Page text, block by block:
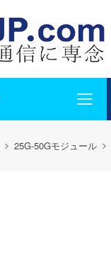
25G-50Gモジュール